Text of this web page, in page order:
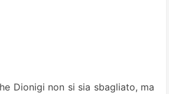
Dionigi non si sia sbagliato, ma